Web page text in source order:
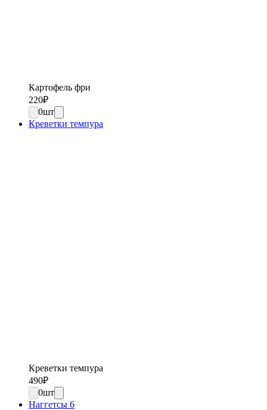
Картофель фри
220₽
0шт
Креветки темпура
Креветки темпура
490₽
0шт
Наггетсы 6